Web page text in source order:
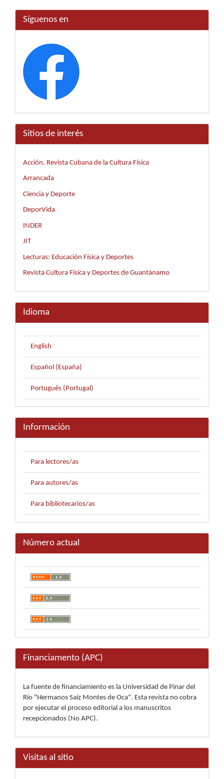
Síguenos en
Sitios de interés
Acción, Revista Cubana de la Cultura Física
Arrancada
Ciencia y Deporte
DeporVida
INDER
JIT
Lecturas: Educación Física y Deportes
Revista Cultura Física y Deportes de Guantánamo
Idioma
English
Español (España)
Português (Portugal)
Información
Para lectores/as
Para autores/as
Para bibliotecarios/as
Número actual
Financiamento (APC)
La fuente de financiamiento es la Universidad de Pinar del
Río "Hermanos Saíz Montes de Oca". Esta revista no cobra
por ejecutar el proceso editorial a los manuscritos
recepcionados (No APC).
Visitas al sitio